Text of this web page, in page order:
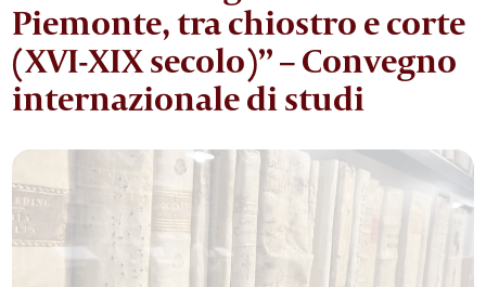
Piemonte, tra chiostro e corte
(XVI-XIX secolo)” – Convegno
internazionale di studi